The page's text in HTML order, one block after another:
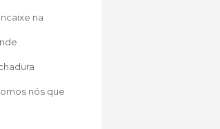
na
nós que